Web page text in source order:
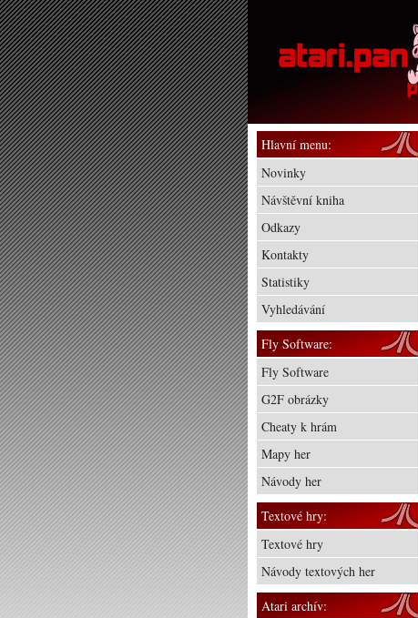
Hlavní menu:
Novinky
Návštěvní kniha
Odkazy
Kontakty
Statistiky
Vyhledávání
Fly Software:
Fly Software
G2F obrázky
Cheaty k hrám
Mapy her
Návody her
Textové hry:
Textové hry
Návody textových her
Atari archív: